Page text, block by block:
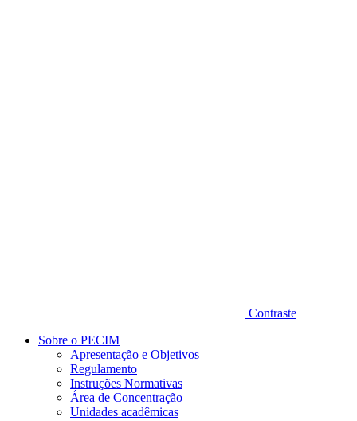
Contraste
Sobre o PECIM
Apresentação e Objetivos
Regulamento
Instruções Normativas
Área de Concentração
Unidades acadêmicas